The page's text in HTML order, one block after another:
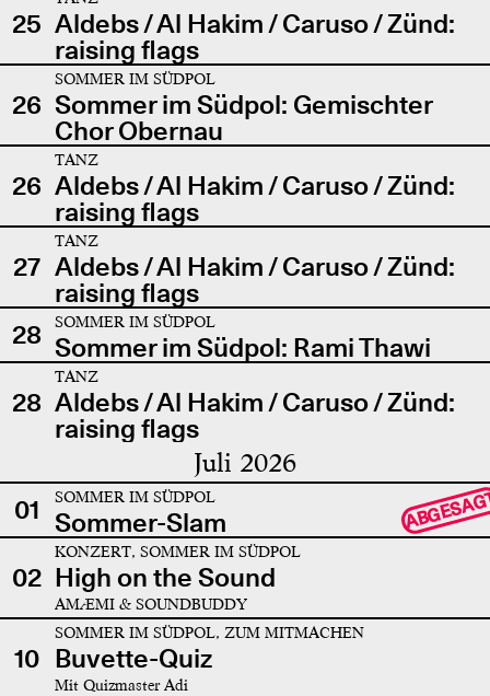
25 Aldebs / Al Hakim / Caruso / Zünd:
raising flags
26
SOMMER IM SÜDPOL
Sommer im Südpol: Gemischter
Chor Obernau
26
TANZ
Aldebs / Al Hakim / Caruso / Zünd:
raising flags
27
TANZ
Aldebs / Al Hakim / Caruso / Zünd:
raising flags
28
SOMMER IM SÜDPOL
Sommer im Südpol: Rami Thawi
28
TANZ
Aldebs / Al Hakim / Caruso / Zünd:
raising flags
Juli 2026
01 SOMMER IM SÜDPOL
Sommer-Slam
02
KONZERT, SOMMER IM SÜDPOL
High on the Sound
AMÆMI & SOUNDBUDDY
10
SOMMER IM SÜDPOL, ZUM MITMACHEN
Buvette-Quiz
Mit Quizmaster Adi